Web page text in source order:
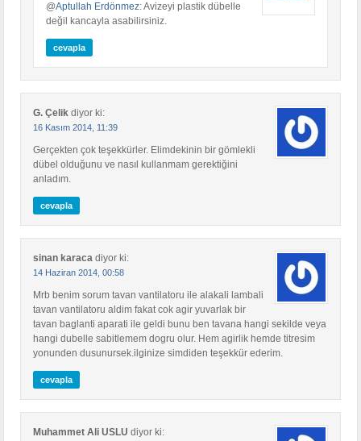
@Aptullah Erdönmez: Avizeyi plastik dübelle
değil kancayla asabilirsiniz.
cevapla
G. Çelik diyor ki:
16 Kasım 2014, 11:39
Gerçekten çok teşekkürler. Elimdekinin bir gömlekli
dübel olduğunu ve nasıl kullanmam gerektiğini
anladım.
cevapla
sinan karaca diyor ki:
14 Haziran 2014, 00:58
Mrb benim sorum tavan vantilatoru ile alakali lambali
tavan vantilatoru aldim fakat cok agir yuvarlak bir
tavan baglanti aparati ile geldi bunu ben tavana hangi sekilde veya
hangi dubelle sabitlemem dogru olur. Hem agirlik hemde titresim
yonunden dusunursek.ilginize simdiden teşekkür ederim.
cevapla
Muhammet Ali USLU diyor ki: